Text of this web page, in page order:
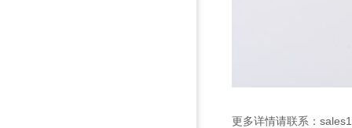
更多详情请联系：